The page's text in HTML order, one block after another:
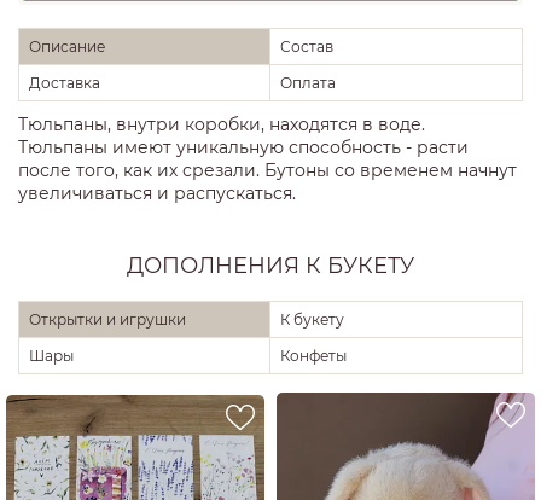
Описание
Состав
Доставка
Оплата
Тюльпаны, внутри коробки, находятся в воде.
Тюльпаны имеют уникальную способность - расти
после того, как их срезали. Бутоны со временем начнут
увеличиваться и распускаться.
ДОПОЛНЕНИЯ К БУКЕТУ
Открытки и игрушки
К букету
Шары
Конфеты